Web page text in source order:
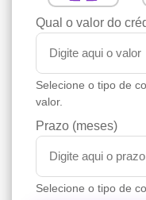
Qual o valor do
Selecione o tipo de
valor.
Prazo (meses)
Selecione o tipo de